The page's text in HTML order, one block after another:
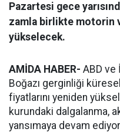
Pazartesi gece
zamla birlikte motorin
yükselecek.
AMİDA HABER- ABD ve
Boğazı gerginliği
fiyatlarını yeniden
kurundaki dalgalanma,
yansımaya devam